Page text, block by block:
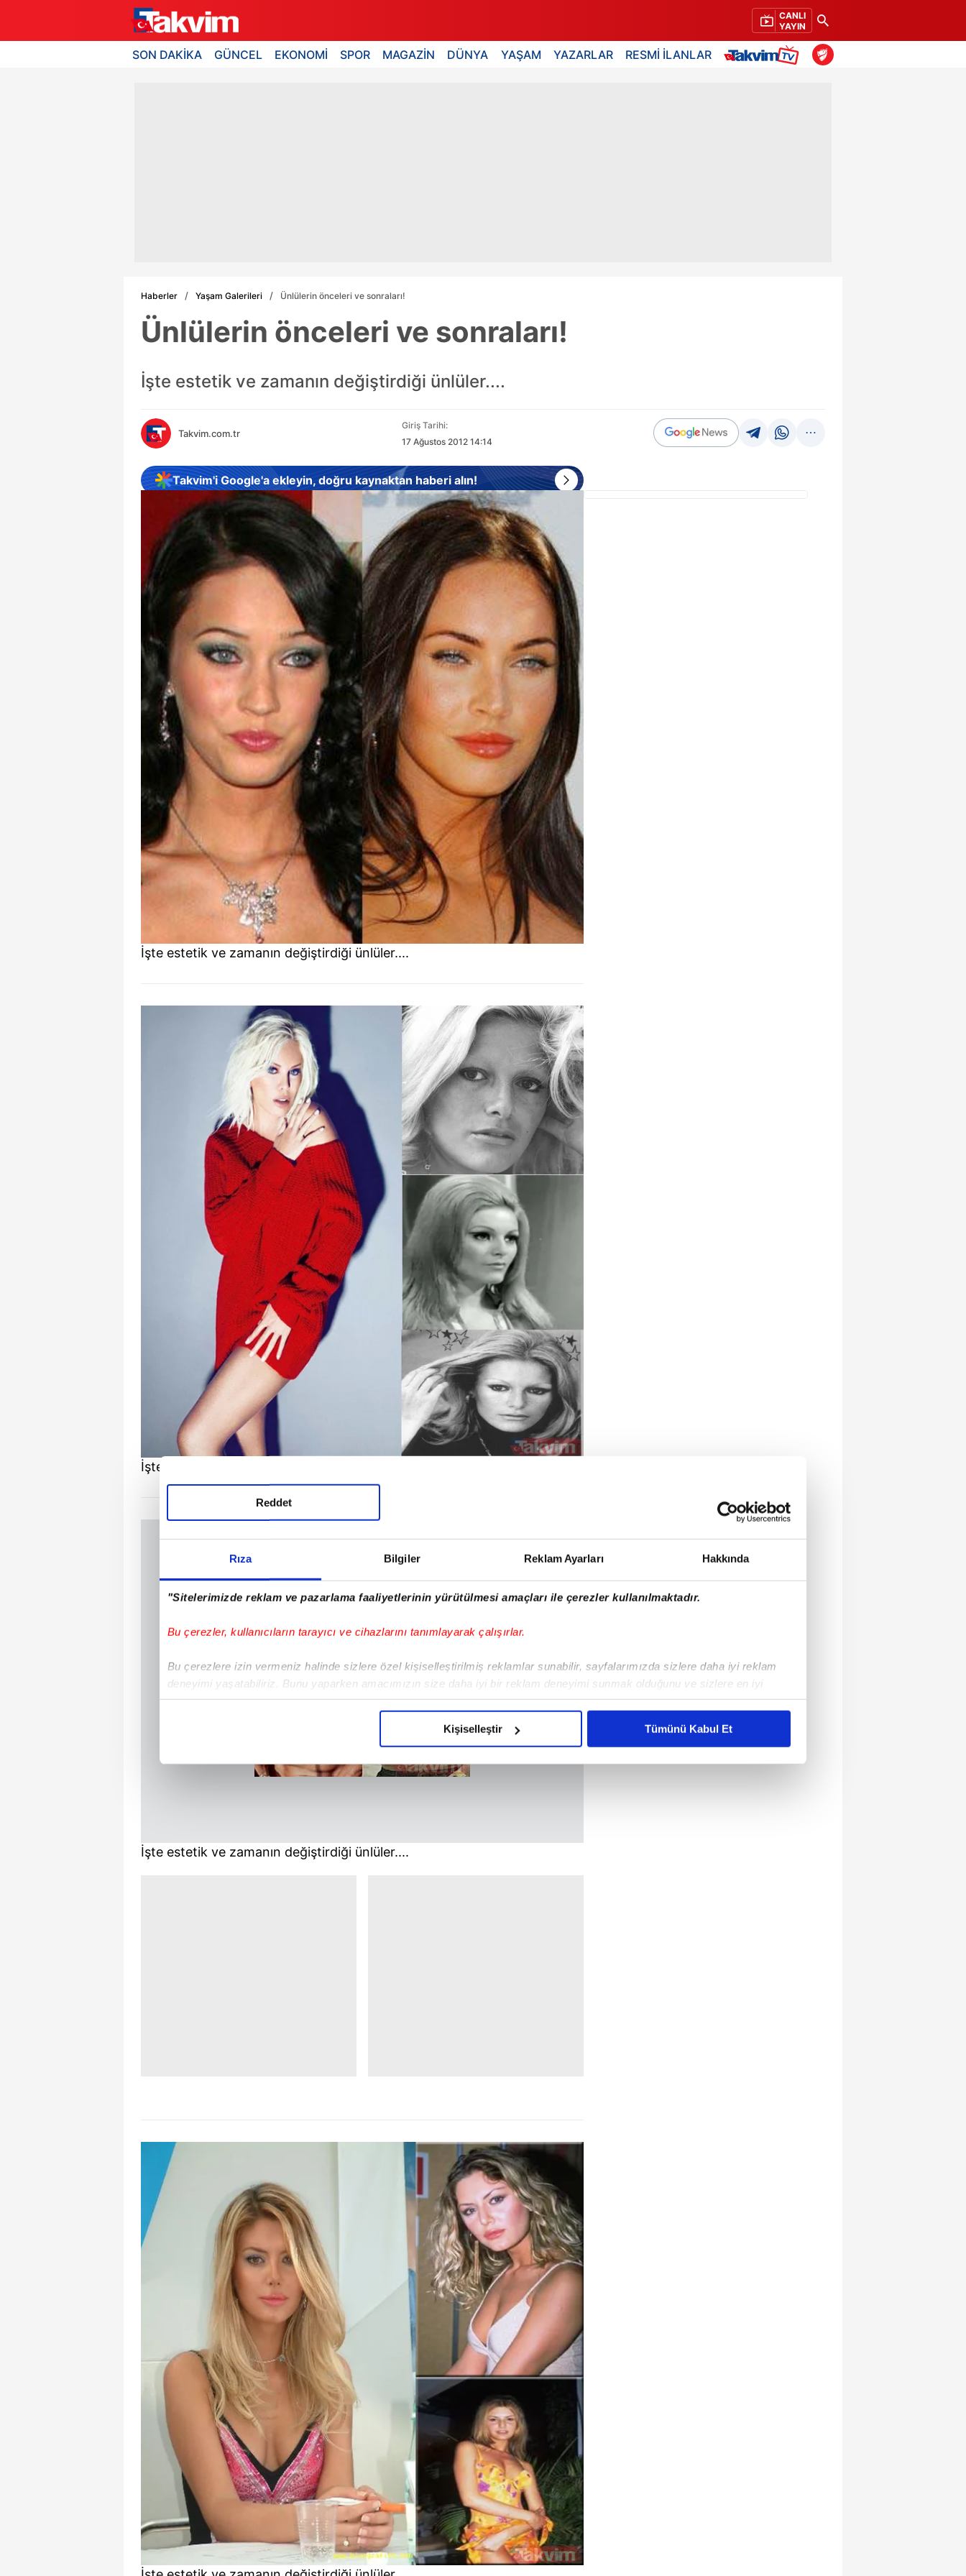
Rıza Bilgiler Reklam Ayarları Hakkında
"Sitelerimizde reklam ve pazarlama faaliyetlerinin yürütülmesi amaçları ile çerezler kullanılmaktadır.
Bu çerezler, kullanıcıların tarayıcı ve cihazlarını tanımlayarak çalışırlar.
Bu çerezlere izin vermeniz halinde sizlere özel kişiselleştirilmiş reklamlar sunabilir, sayfalarımızda sizlere daha iyi reklam
deneyimi yaşatabiliriz. Bunu yaparken amacımızın size daha iyi bir reklam deneyimi sunmak olduğunu ve sizlere en iyi
içerikleri sunabilmek adına elimizden gelen çabayı gösterdiğimizi ve bu noktada, reklamların maliyetlerimizi karşılamak
Reddet
Kişiselleştir Tümünü Kabul Et
CANLI
YAYIN
SON DAKİKA GÜNCEL EKONOMİ SPOR MAGAZİN DÜNYA YAŞAM YAZARLAR RESMİ İLANLAR
Haberler Yaşam Galerileri Ünlülerin önceleri ve sonraları!
Ünlülerin önceleri ve sonraları!
İşte estetik ve zamanın değiştirdiği ünlüler....
Takvim.com.tr
Giriş Tarihi:
17 Ağustos 2012 14:14
Takvim'i Google'a ekleyin, doğru kaynaktan haberi alın!
İşte estetik ve zamanın değiştirdiği ünlüler....
İşte estetik ve zamanın değiştirdiği ünlüler....
İşte estetik ve zamanın değiştirdiği ünlüler....